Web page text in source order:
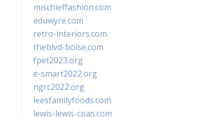
mischieffashion.com
eduwyre.com
retro-interiors.com
theblvd-boise.com
fpet2023.org
e-smart2022.org
ngrc2022.org
leesfamilyfoods.com
lewis-lewis-cpas.com